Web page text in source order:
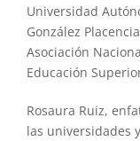
Universidad
González
Asociación
Educación
Rosaura Ruiz,
las universidades